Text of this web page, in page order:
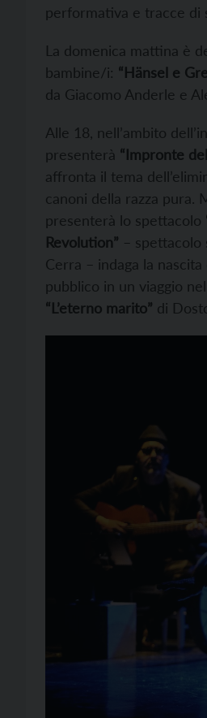
performativa e tracce di
La domenica mattina è
bambine/i: “Hänsel e
da Giacomo Anderle e
Alle 18, nell’ambito
presenterà “Impronte
affronta il tema
canoni della razza pura.
presenterà lo spettacolo
Revolution” – spettacolo
Cerra – indaga la
pubblico in un viaggio
“L’eterno marito” di